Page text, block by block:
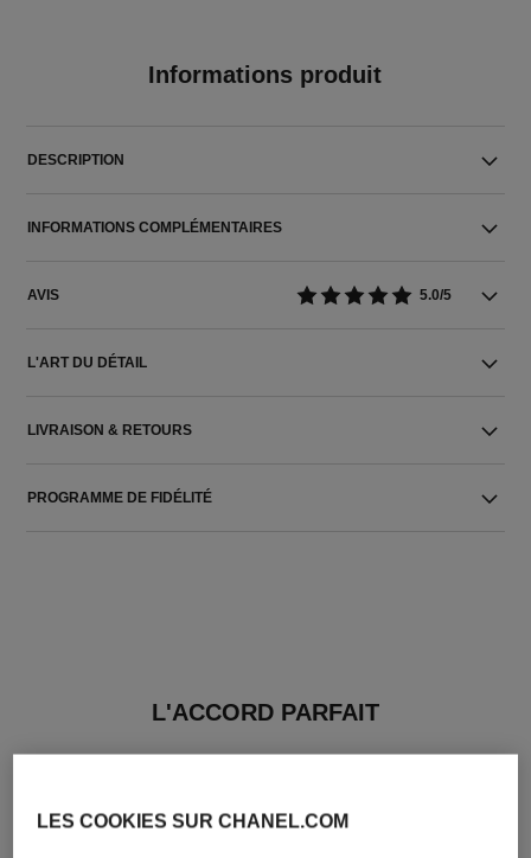
Informations produit
DESCRIPTION
INFORMATIONS COMPLÉMENTAIRES
AVIS 5.0/5
L'ART DU DÉTAIL
LIVRAISON & RETOURS
PROGRAMME DE FIDÉLITÉ
L'ACCORD PARFAIT
LES COOKIES SUR CHANEL.COM